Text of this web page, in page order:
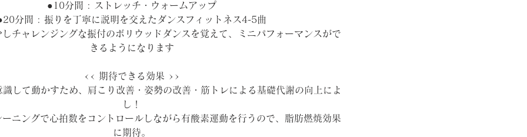
●10分間 : ストレッチ・ウォームアップ
分間 : 振りを丁寧に説明を交えたダンスフィットネス4-5曲
チャレンジングな振付のボリウッドダンスを覚えて、ミニパフォーマンスがで
きるようになります
<< 期待できる効果 >>
して動かすため、肩こり改善・姿勢の改善・筋トレによる基礎代謝の向上によ
し！
ニングで心拍数をコントロールしながら有酸素運動を行うので、脂肪燃焼効果
に期待。